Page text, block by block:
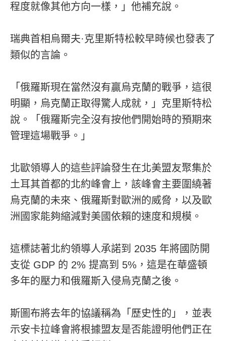
程度就像其他方向一樣，」他補充說。
瑞典首相烏爾夫·克里斯特松較早時候也發表了
類似的言論。
「俄羅斯現在當然沒有贏烏克蘭的戰爭，這很
明顯，烏克蘭正取得驚人成就，」克里斯特松
說。「俄羅斯完全沒有按他們開始時的預期來
管理這場戰爭。」
北歐領導人的這些評論發生在北美盟友聚集於
土耳其首都的北約峰會上，該峰會主要圍繞著
烏克蘭的未來、俄羅斯對歐洲的威脅，以及歐
洲國家能夠縮減對美國依賴的速度和規模。
這標誌著北約領導人承諾到 2035 年將國防開
支從 GDP 的 2% 提高到 5%，這是在華盛頓
多年的壓力和俄羅斯入侵烏克蘭之後。
斯圖布將去年的協議稱為「歷史性的」，並表
示安卡拉峰會將根據盟友是否能證明他們正在